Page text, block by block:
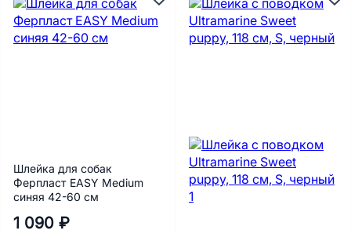
Шлейка для собак
Ферпласт EASY Medium
синяя 42-60 см
1 090 ₽